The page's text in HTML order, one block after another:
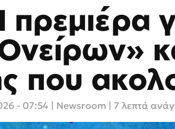
που
- 07:54 Newsroom | 7 λεπτά